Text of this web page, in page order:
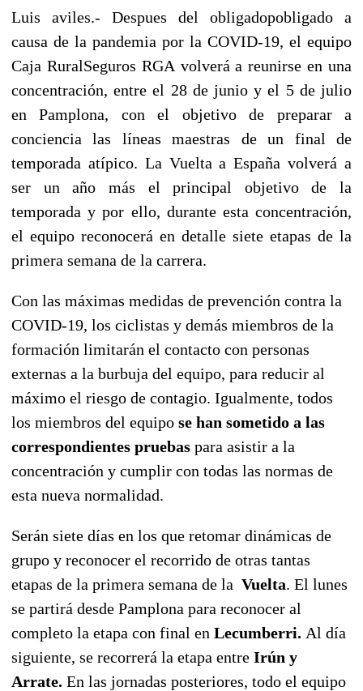
Luis aviles.- Despues del obligadopobligado a
causa de la pandemia por la COVID-19, el equipo
Caja RuralSeguros RGA volverá a reunirse en una
concentración, entre el 28 de junio y el 5 de julio
en Pamplona, con el objetivo de preparar a
conciencia las líneas maestras de un final de
temporada atípico. La Vuelta a España volverá a
ser un año más el principal objetivo de la
temporada y por ello, durante esta concentración,
el equipo reconocerá en detalle siete etapas de la
primera semana de la carrera.
Con las máximas medidas de prevención contra la
COVID-19, los ciclistas y demás miembros de la
formación limitarán el contacto con personas
externas a la burbuja del equipo, para reducir al
máximo el riesgo de contagio. Igualmente, todos
los miembros del equipo se han sometido a las
correspondientes pruebas para asistir a la
concentración y cumplir con todas las normas de
esta nueva normalidad.
Serán siete días en los que retomar dinámicas de
grupo y reconocer el recorrido de otras tantas
etapas de la primera semana de la Vuelta. El lunes
se partirá desde Pamplona para reconocer al
completo la etapa con final en Lecumberri. Al día
siguiente, se recorrerá la etapa entre Irún y
Arrate. En las jornadas posteriores, todo el equipo